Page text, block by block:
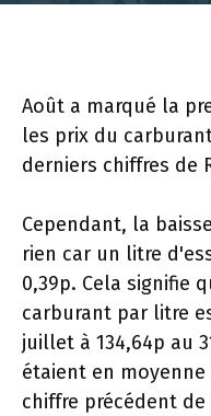
Août a marqué la
les prix du
derniers chiffres de
Cependant, la
rien car un litre
0,39p. Cela signifie
carburant par litre
juillet à 134,64p au
étaient en moyenne
chiffre précédent de